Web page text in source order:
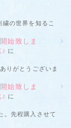
の世界を知るこ
始致しま
に
りがとうございま
始致しま
に
。先程購入させて